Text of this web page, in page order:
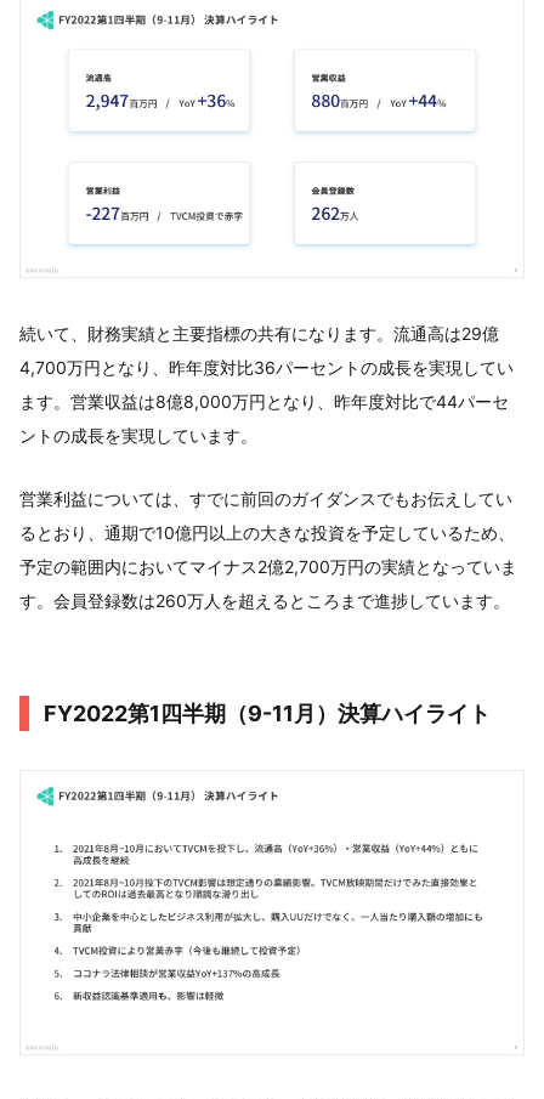
続いて、財務実績と主要指標の共有になります。流通高は29億
4,700万円となり、昨年度対比36パーセントの成長を実現してい
ます。営業収益は8億8,000万円となり、昨年度対比で44パーセ
ントの成長を実現しています。
営業利益については、すでに前回のガイダンスでもお伝えしてい
るとおり、通期で10億円以上の大きな投資を予定しているため、
予定の範囲内においてマイナス2億2,700万円の実績となっていま
す。会員登録数は260万人を超えるところまで進捗しています。
FY2022第1四半期（9-11月）決算ハイライト